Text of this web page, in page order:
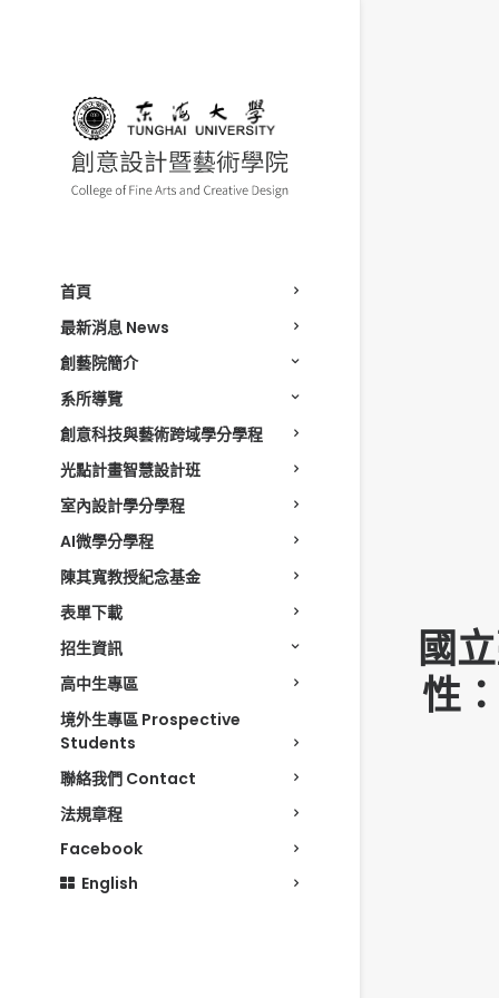
首頁
最新消息 News
創藝院簡介
系所導覽
創意科技與藝術跨域學分學程
光點計畫智慧設計班
室內設計學分學程
AI微學分學程
陳其寬教授紀念基金
表單下載
招生資訊
高中生專區
境外生專區 Prospective
Students
聯絡我們 Contact
法規章程
Facebook
English
國
性